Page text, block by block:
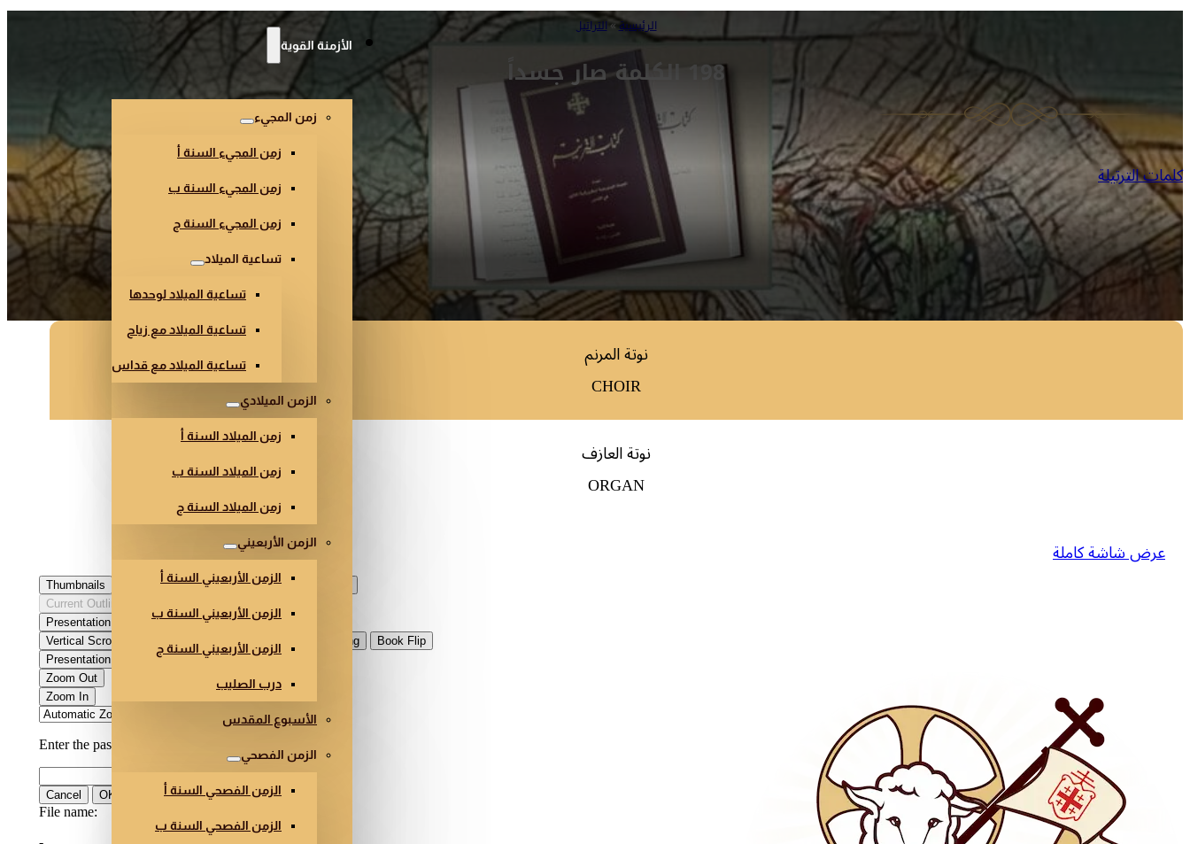
الأزمنة القوية
زمن المجيء
زمن المجيء السنة أ
زمن المجيء السنة ب
زمن المجيء السنة ج
تساعية الميلاد
تساعية الميلاد لوحدها
تساعية الميلاد مع زياح
تساعية الميلاد مع قداس
الزمن الميلادي
زمن الميلاد السنة أ
زمن الميلاد السنة ب
زمن الميلاد السنة ج
الزمن الأربعيني
الزمن الأربعيني السنة أ
الزمن الأربعيني السنة ب
الزمن الأربعيني السنة ج
درب الصليب
الأسبوع المقدس
الزمن الفصحي
الزمن الفصحي السنة أ
الزمن الفصحي السنة ب
الرئيسية» التراتيل
198 الكلمة صار جسداً
كلمات الترتيلة
نوتة المرنم
CHOIR
نوتة العازف
ORGAN
عرض شاشة كاملة